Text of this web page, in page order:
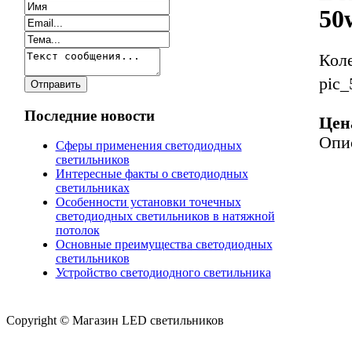
Последние новости
Сферы применения светодиодных
светильников
Интересные факты о светодиодных
светильниках
Особенности установки точечных
светодиодных светильников в натяжной
потолок
Основные преимущества светодиодных
светильников
Устройство светодиодного светильника
Copyright © Магазин LED светильников